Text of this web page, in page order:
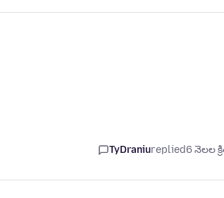
TyDraniureplied6 నెలల